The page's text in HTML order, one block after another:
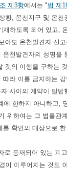
제3항에서는 "법 제
황, 온천지구 및 온
하도록 되어 있고,
아도 온천발견자 신
천발견자의 성명
것의 이행을 구하는
라 이를 금지하는
사이의 계약이 탈
에 한하지 아니하고,
위하여는 그 법률관
를 확인의 대상으로
로 등재되어 있는
이 이루어지는 것도